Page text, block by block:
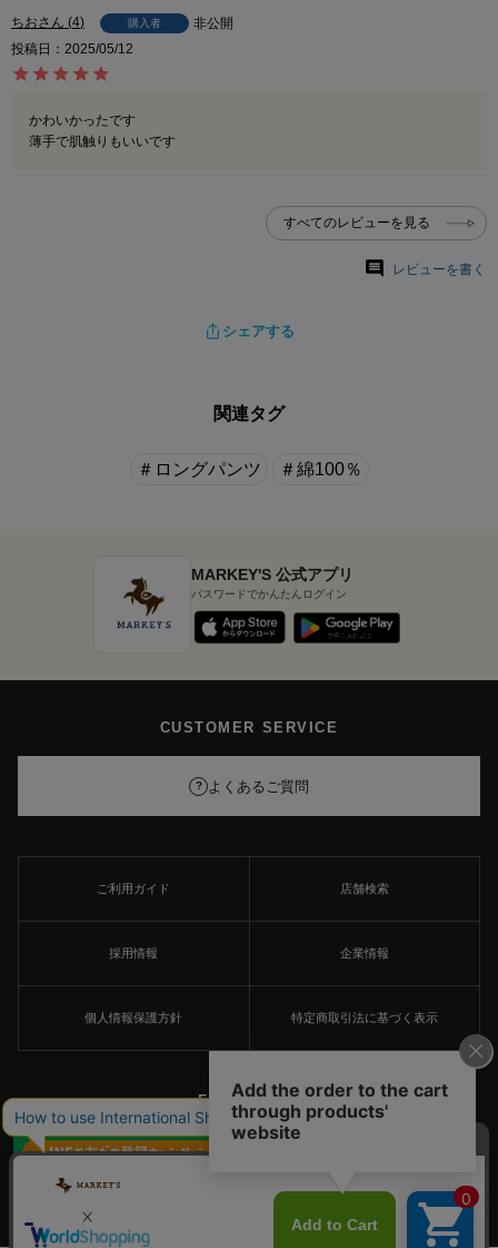
×
ちお 4 購入者
非公開
投稿日
2025/05/12
かわいかったです
薄手で肌触りもいいです
すべてのレビューを見る
レビューを書く
シェアする
関連タグ
＃ロングパンツ ＃綿100％
MARKEY'S 公式アプリ
パスワードでかんたんログイン
CUSTOMER SERVICE
? よくあるご質問
ご利用ガイド 店舗検索
採用情報 企業情報
個人情報保護方針 特定商取引法に基づく表示
FOLLOW US